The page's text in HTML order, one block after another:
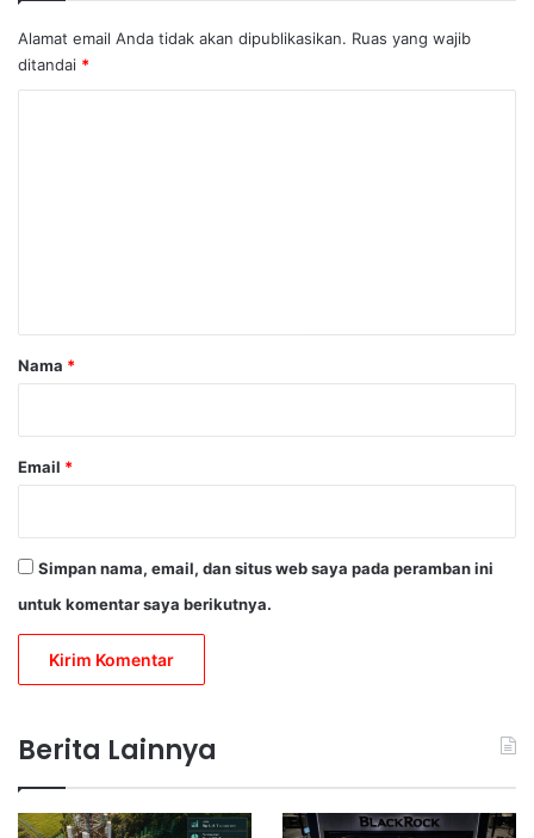
Alamat email Anda tidak akan dipublikasikan. Ruas yang wajib
ditandai *
r
Nama *
Email *
Simpan nama, email, dan situs web saya pada peramban ini
untuk komentar saya berikutnya.
Berita Lainnya